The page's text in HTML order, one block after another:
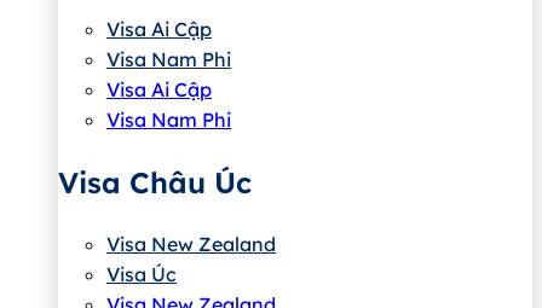
Visa Ai Cập
Visa Nam Phi
Visa Ai Cập
Visa Nam Phi
Visa Châu Úc
Visa New Zealand
Visa Úc